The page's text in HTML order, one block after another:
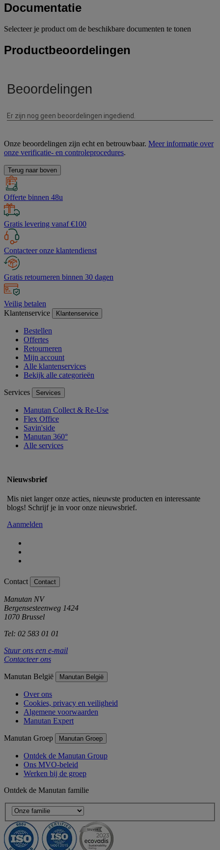
Documentatie
Selecteer je product om de beschikbare documenten te tonen
Productbeoordelingen
Onze beoordelingen zijn echt en betrouwbaar. Meer informatie over
onze verificatie- en controleprocedures.
Terug naar boven
Offerte binnen 48u
Gratis levering vanaf €100
Contacteer onze klantendienst
Gratis retourneren binnen 30 dagen
Veilig betalen
Klantenservice
Klantenservice
Bestellen
Offertes
Retourneren
Mijn account
Alle klantenservices
Bekijk alle categorieën
Services Services
Manutan Collect & Re-Use
Flex Office
Savin'side
Manutan 360°
Alle services
Nieuwsbrief
Mis niet langer onze acties, nieuwste producten en interessante
blogs! Schrijf je in voor onze nieuwsbrief.
Aanmelden
Contact Contact
Manutan NV
Bergensesteenweg 1424
1070 Brussel
Tel: 02 583 01 01
Stuur ons een e-mail
Contacteer ons
Manutan België Manutan België
Over ons
Cookies, privacy en veiligheid
Algemene voorwaarden
Manutan Expert
Manutan Groep Manutan Groep
Ontdek de Manutan Group
Ons MVO-beleid
Werken bij de groep
Ontdek de Manutan familie